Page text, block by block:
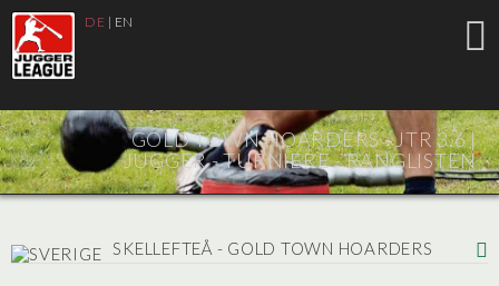
DE | EN
GOLD TOWN HOARDERS - JTR 3.6 |
JUGGER - TURNIERE - RANGLISTEN
SKELLEFTEÅ - GOLD TOWN HOARDERS